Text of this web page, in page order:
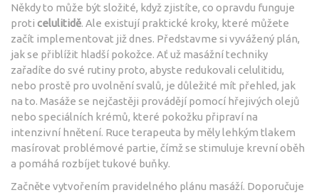
Někdy to může být složité, když zjistíte, co opravdu funguje
proti celulitidě. Ale existují praktické kroky, které můžete
začít implementovat již dnes. Představme si vyvážený plán,
jak se přiblížit hladší pokožce. Ať už masážní techniky
zařadíte do své rutiny proto, abyste redukovali celulitidu,
nebo prostě pro uvolnění svalů, je důležité mít přehled, jak
na to. Masáže se nejčastěji provádějí pomocí hřejivých olejů
nebo speciálních krémů, které pokožku připraví na
intenzivní hnětení. Ruce terapeuta by měly lehkým tlakem
masírovat problémové partie, čímž se stimuluje krevní oběh
a pomáhá rozbíjet tukové buňky.
Začněte vytvořením pravidelného plánu masáží. Doporučuje